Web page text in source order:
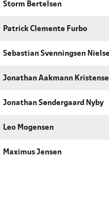
Storm Bertelsen
Patrick Clemente Furbo
Sebastian Svenningsen
Jonathan Aakmann
Jonathan Søndergaard Nyby
Leo Mogensen
Maximus Jensen